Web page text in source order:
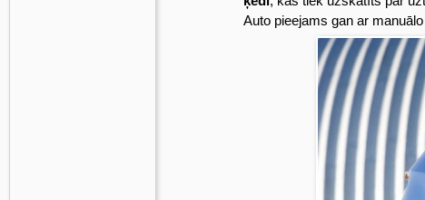
Auto pieejams gan ar manuālo